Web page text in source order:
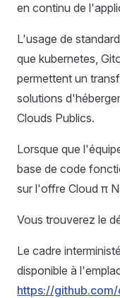
en continu de
L'usage de
que kubernetes,
permettent un
solutions
Clouds Publics.
Lorsque que
base de code
sur l'offre Cloud π
Vous trouverez le
Le cadre
disponible à
https://